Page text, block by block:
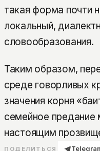
такая форма почти
локальный,
словообразования.
Таким образом,
среде говорливых
значения корня
семейное предание
настоящим
ПОДЕЛИТЬСЯ